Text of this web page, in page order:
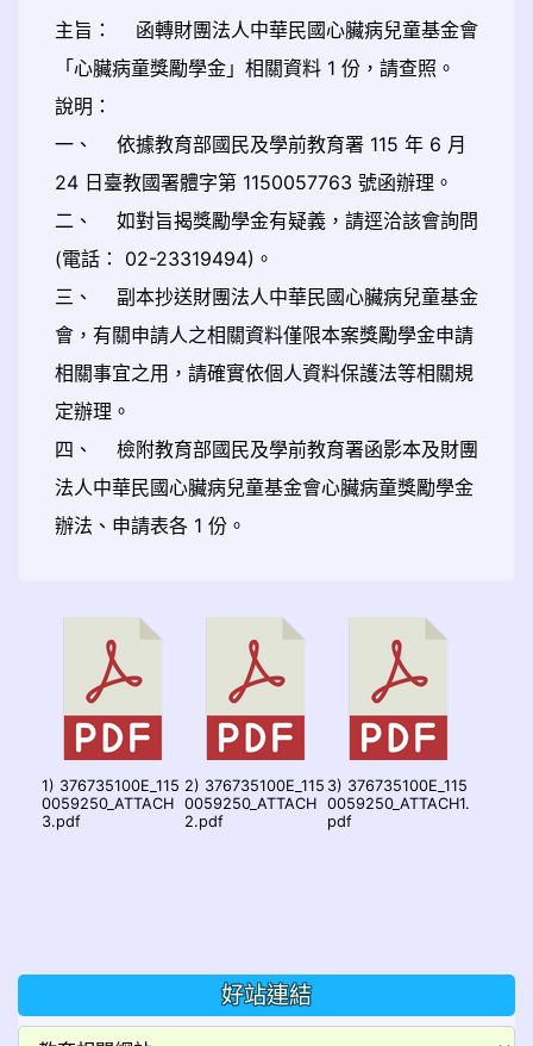
主旨： 函轉財團法人中華民國心臟病兒童基金會
「心臟病童獎勵學金」相關資料 1 份，請查照。
說明：
一、 依據教育部國民及學前教育署 115 年 6 月
24 日臺教國署體字第 1150057763 號函辦理。
二、 如對旨揭獎勵學金有疑義，請逕洽該會詢問
(電話： 02-23319494)。
三、 副本抄送財團法人中華民國心臟病兒童基金
會，有關申請人之相關資料僅限本案獎勵學金申請
相關事宜之用，請確實依個人資料保護法等相關規
定辦理。
四、 檢附教育部國民及學前教育署函影本及財團
法人中華民國心臟病兒童基金會心臟病童獎勵學金
辦法、申請表各 1 份。
1) 376735100E_115
0059250_ATTACH
3.pdf
2) 376735100E_115
0059250_ATTACH
2.pdf
3) 376735100E_115
0059250_ATTACH1.
pdf
好站連結